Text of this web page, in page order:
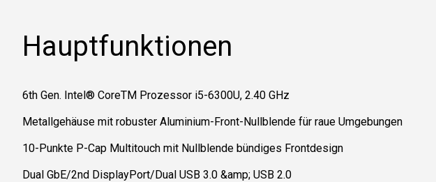
Hauptfunktionen
6th Gen. Intel® CoreTM Prozessor i5-6300U, 2.40 GHz
Metallgehäuse mit robuster Aluminium-Front-Nullblende für raue Umgebungen
10-Punkte P-Cap Multitouch mit Nullblende bündiges Frontdesign
Dual GbE/2nd DisplayPort/Dual USB 3.0 &amp; USB 2.0